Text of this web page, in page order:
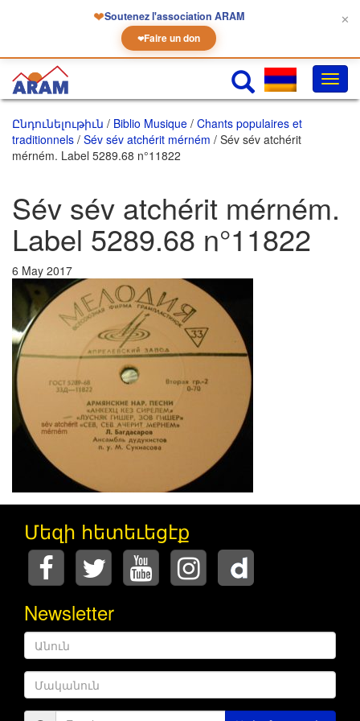
❤Soutenez l'association ARAM
❤Faire un don
✕
Ընդունելութիւն / Biblio Musique / Chants populaires et
traditionnels / Sév sév atchérit mérném / Sév sév atchérit
mérném. Label 5289.68 n°11822
Sév sév atchérit mérném.
Label 5289.68 n°11822
6 May 2017
Մեզի հետեւեցէք
Newsletter
Անուն
Մականուն